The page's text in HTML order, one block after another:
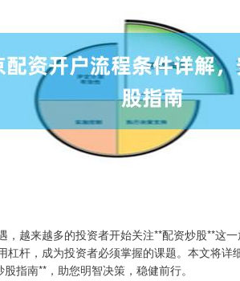
，越来越多的投资者开始关注**配资炒股**这
杠杆，成为投资者必须掌握的课题。本文将
指南**，助您明智决策，稳健前行。